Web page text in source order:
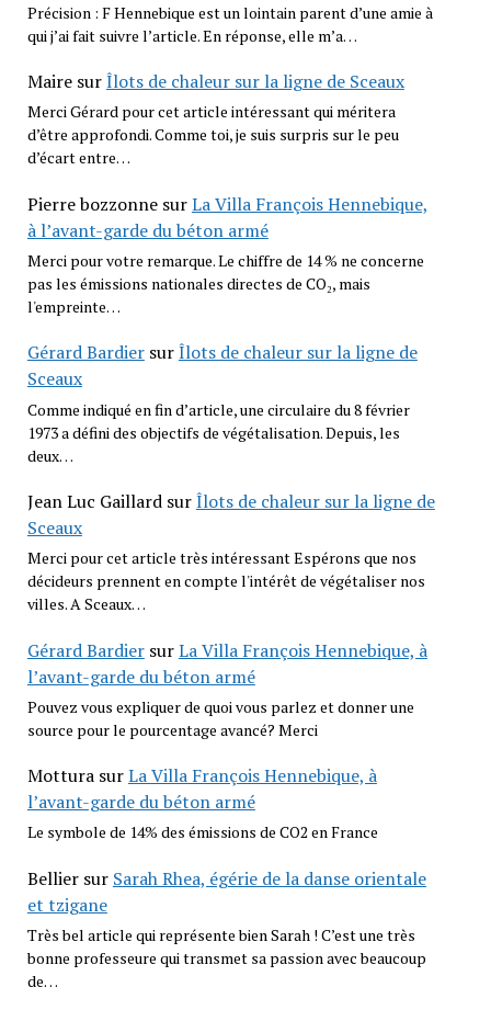
Précision : F Hennebique est un lointain parent d’une amie à
qui j’ai fait suivre l’article. En réponse, elle m’a…
MairesurÎlots de chaleur sur la ligne de Sceaux
Merci Gérard pour cet article intéressant qui méritera
d’être approfondi. Comme toi, je suis surpris sur le peu
d’écart entre…
Pierre bozzonnesurLa Villa François Hennebique,
à l’avant-garde du béton armé
Merci pour votre remarque. Le chiffre de 14 % ne concerne
pas les émissions nationales directes de CO₂, mais
l'empreinte…
Gérard BardiersurÎlots de chaleur sur la ligne de
Sceaux
Comme indiqué en fin d’article, une circulaire du 8 février
1973 a défini des objectifs de végétalisation. Depuis, les
deux…
Jean Luc GaillardsurÎlots de chaleur sur la ligne de
Sceaux
Merci pour cet article très intéressant Espérons que nos
décideurs prennent en compte l'intérêt de végétaliser nos
villes. A Sceaux…
Gérard BardiersurLa Villa François Hennebique, à
l’avant-garde du béton armé
Pouvez vous expliquer de quoi vous parlez et donner une
source pour le pourcentage avancé? Merci
MotturasurLa Villa François Hennebique, à
l’avant-garde du béton armé
Le symbole de 14% des émissions de CO2 en France
Belliersur Sarah Rhea, égérie de la danse orientale
et tzigane
Très bel article qui représente bien Sarah ! C’est une très
bonne professeure qui transmet sa passion avec beaucoup
de…